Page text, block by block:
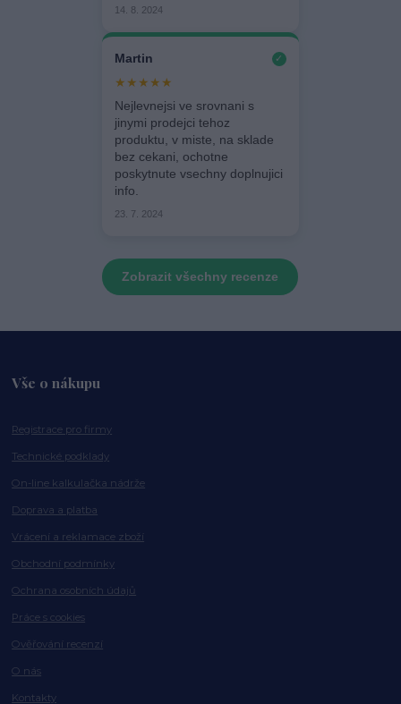
14. 8. 2024
Martin ✓
★★★★★
Nejlevnejsi ve srovnani s
jinymi prodejci tehoz
produktu, v miste, na sklade
bez cekani, ochotne
poskytnute vsechny doplnujici
info.
23. 7. 2024
Zobrazit všechny recenze
Vše o nákupu
Registrace pro firmy
Technické podklady
On-line kalkulačka nádrže
Doprava a platba
Vrácení a reklamace zboží
Obchodní podmínky
Ochrana osobních údajů
Práce s cookies
Ověřování recenzí
O nás
Kontakty